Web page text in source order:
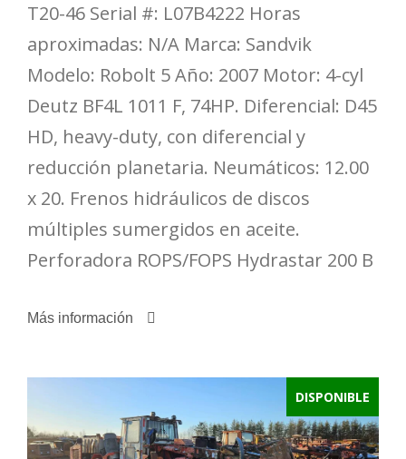
T20-46 Serial #: L07B4222 Horas
aproximadas: N/A Marca: Sandvik
Modelo: Robolt 5 Año: 2007 Motor: 4-cyl
Deutz BF4L 1011 F, 74HP. Diferencial: D45
HD, heavy-duty, con diferencial y
reducción planetaria. Neumáticos: 12.00
x 20. Frenos hidráulicos de discos
múltiples sumergidos en aceite.
Perforadora ROPS/FOPS Hydrastar 200 B
Más información
DISPONIBLE